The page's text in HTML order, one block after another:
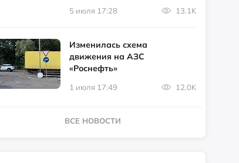
5 июля 17:28 13.1K
Изменилась схема
движения на АЗС
«Роснефть»
1 июля 17:49 12.0K
ВСЕ НОВОСТИ